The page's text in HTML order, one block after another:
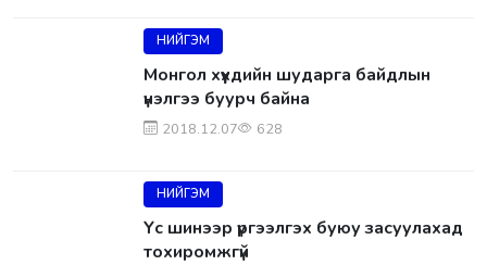
НИЙГЭМ
Монгол хүүхдийн шударга байдлын
үнэлгээ буурч байна
2018.12.07 628
НИЙГЭМ
Үс шинээр үргээлгэх буюу засуулахад
тохиромжгүй